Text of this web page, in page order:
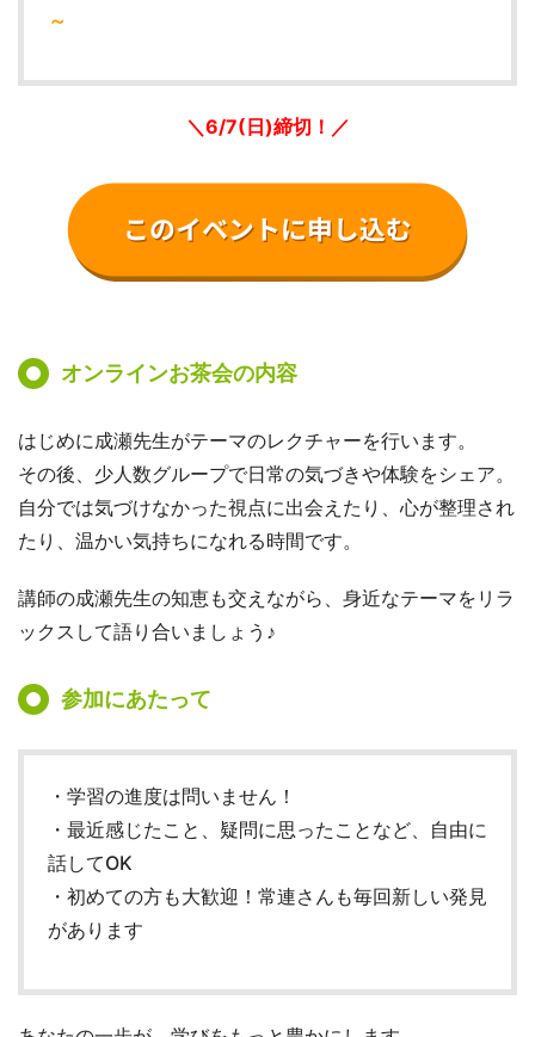
～
＼6/7(日)締切！／
オンラインお茶会の内容
はじめに成瀬先生がテーマのレクチャーを行います。
その後、少人数グループで日常の気づきや体験をシェア。
自分では気づけなかった視点に出会えたり、心が整理され
たり、温かい気持ちになれる時間です。
講師の成瀬先生の知恵も交えながら、身近なテーマをリラ
ックスして語り合いましょう♪
参加にあたって
・学習の進度は問いません！
・最近感じたこと、疑問に思ったことなど、自由に
話してOK
・初めての方も大歓迎！常連さんも毎回新しい発見
があります